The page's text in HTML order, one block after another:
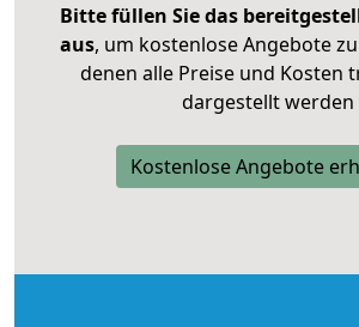
Bitte füllen Sie das
aus, um kostenlose Angebote
denen alle Preise und Kosten
dargestellt werden
Kostenlose Angebote